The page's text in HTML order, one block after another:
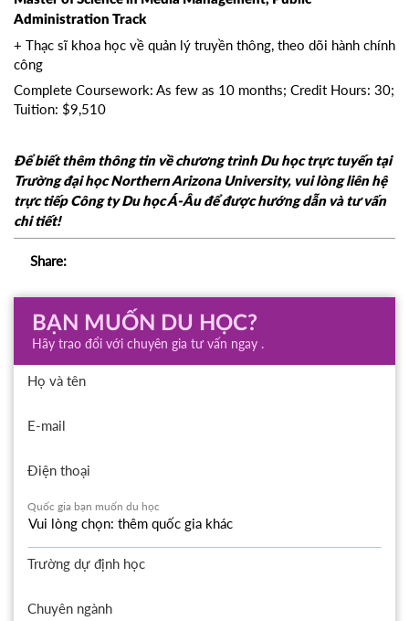
Administration Track
+ Thạc sĩ khoa học về quản lý truyền thông, theo dõi hành chính
công
Complete Coursework: As few as 10 months; Credit Hours: 30;
Tuition: $9,510
Để biết thêm thông tin về chương trình Du học trực tuyến tại
Trường đại học Northern Arizona University, vui lòng liên hệ
trực tiếp Công ty Du học Á-Âu để được hướng dẫn và tư vấn
chi tiết!
Share:
BẠN MUỐN DU HỌC?
Hãy trao đổi với chuyên gia tư vấn ngay .
Họ và tên
E-mail
Điện thoại
Quốc gia bạn muốn du học
Trường dự định học
Chuyên ngành